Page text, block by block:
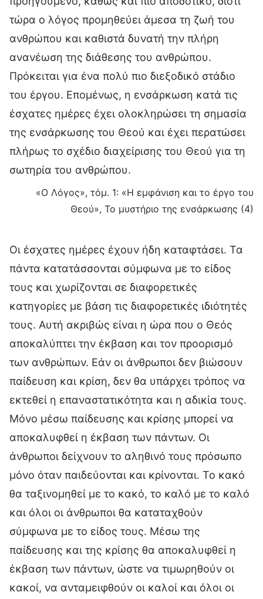
τώρα ο λόγος προμηθεύει άμεσα τη ζωή του
ανθρώπου και καθιστά δυνατή την πλήρη
ανανέωση της διάθεσης του ανθρώπου.
Πρόκειται για ένα πολύ πιο διεξοδικό στάδιο
του έργου. Επομένως, η ενσάρκωση κατά τις
έσχατες ημέρες έχει ολοκληρώσει τη σημασία
της ενσάρκωσης του Θεού και έχει περατώσει
πλήρως το σχέδιο διαχείρισης του Θεού για τη
σωτηρία του ανθρώπου.
«Ο Λόγος», τόμ. 1: «Η εμφάνιση και το έργο του
Θεού», Το μυστήριο της ενσάρκωσης (4)
Οι έσχατες ημέρες έχουν ήδη καταφτάσει. Τα
πάντα κατατάσσονται σύμφωνα με το είδος
τους και χωρίζονται σε διαφορετικές
κατηγορίες με βάση τις διαφορετικές ιδιότητές
τους. Αυτή ακριβώς είναι η ώρα που ο Θεός
αποκαλύπτει την έκβαση και τον προορισμό
των ανθρώπων. Εάν οι άνθρωποι δεν βιώσουν
παίδευση και κρίση, δεν θα υπάρχει τρόπος να
εκτεθεί η επαναστατικότητα και η αδικία τους.
Μόνο μέσω παίδευσης και κρίσης μπορεί να
αποκαλυφθεί η έκβαση των πάντων. Οι
άνθρωποι δείχνουν το αληθινό τους πρόσωπο
μόνο όταν παιδεύονται και κρίνονται. Το κακό
θα ταξινομηθεί με το κακό, το καλό με το καλό
και όλοι οι άνθρωποι θα καταταχθούν
σύμφωνα με το είδος τους. Μέσω της
παίδευσης και της κρίσης θα αποκαλυφθεί η
έκβαση των πάντων, ώστε να τιμωρηθούν οι
κακοί, να ανταμειφθούν οι καλοί και όλοι οι